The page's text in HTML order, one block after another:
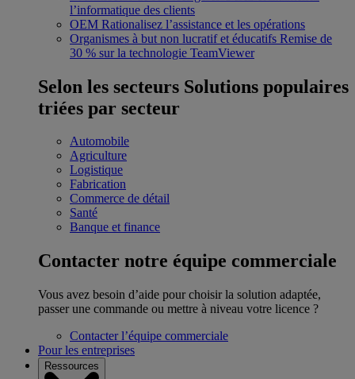
l’informatique des clients
OEM Rationalisez l’assistance et les opérations
Organismes à but non lucratif et éducatifs Remise de
30 % sur la technologie TeamViewer
Selon les secteurs Solutions populaires
triées par secteur
Automobile
Agriculture
Logistique
Fabrication
Commerce de détail
Santé
Banque et finance
Contacter notre équipe commerciale
Vous avez besoin d’aide pour choisir la solution adaptée,
passer une commande ou mettre à niveau votre licence ?
Contacter l’équipe commerciale
Pour les entreprises
Ressources